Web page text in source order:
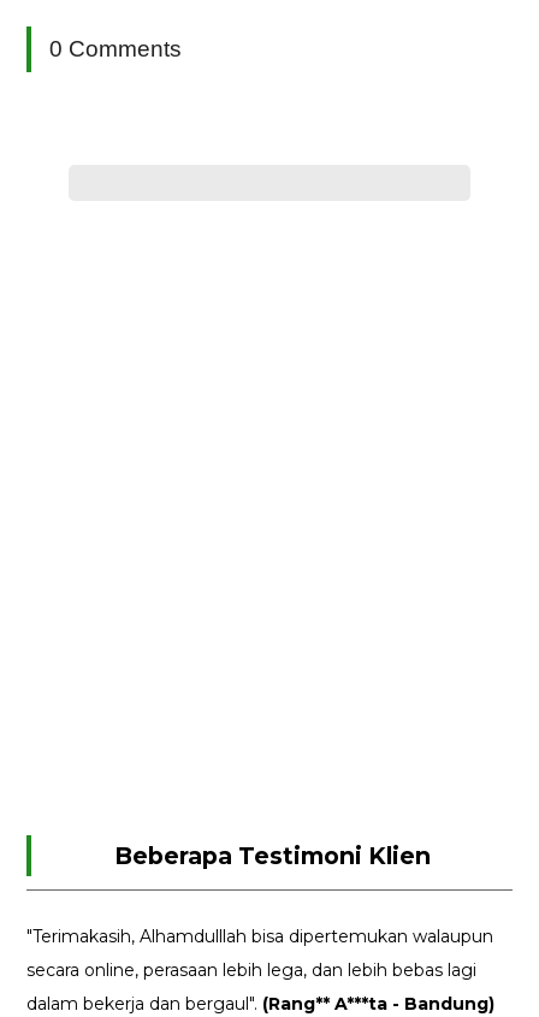
0 Comments
Beberapa Testimoni Klien
"Terimakasih, Alhamdulllah bisa dipertemukan walaupun
secara online, perasaan lebih lega, dan lebih bebas lagi
dalam bekerja dan bergaul". (Rang** A***ta - Bandung)